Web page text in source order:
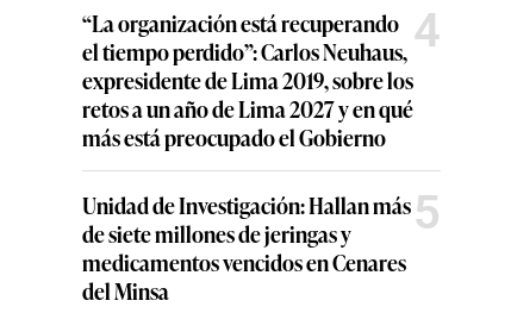
“La organización está recuperando
el tiempo perdido”: Carlos Neuhaus,
expresidente de Lima 2019, sobre los
retos a un año de Lima 2027 y en qué
más está preocupado el Gobierno
4
Unidad de Investigación: Hallan más
de siete millones de jeringas y
medicamentos vencidos en Cenares
del Minsa
5